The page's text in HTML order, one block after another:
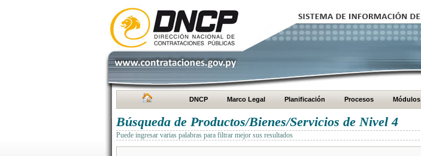
DNCP Marco Legal Planificación Procesos Módulos
Búsqueda de Productos/Bienes/Servicios de Nivel 4
Puede ingresar varias palabras para filtrar mejor sus resultados